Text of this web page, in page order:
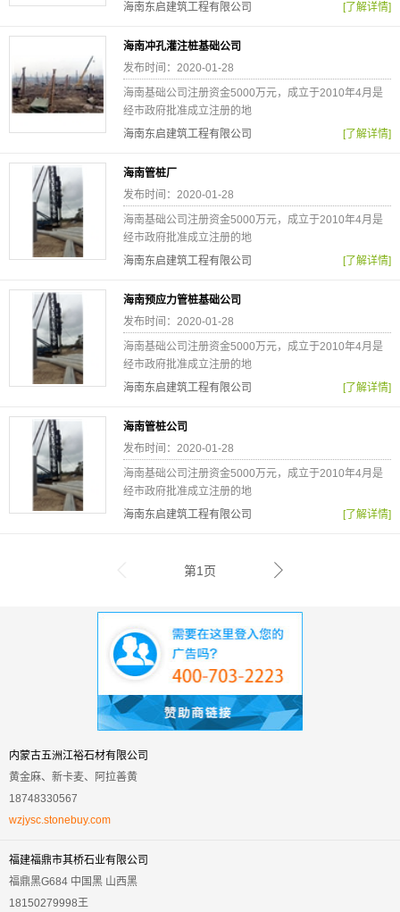
海南东启建筑工程有限公司
[了解详情]
海南冲孔灌注桩基础公司
发布时间：2020-01-28
海南基础公司注册资金5000万元，成立于2010年4月是
经市政府批准成立注册的地
海南东启建筑工程有限公司
[了解详情]
海南管桩厂
发布时间：2020-01-28
海南基础公司注册资金5000万元，成立于2010年4月是
经市政府批准成立注册的地
海南东启建筑工程有限公司
[了解详情]
海南预应力管桩基础公司
发布时间：2020-01-28
海南基础公司注册资金5000万元，成立于2010年4月是
经市政府批准成立注册的地
海南东启建筑工程有限公司
[了解详情]
海南管桩公司
发布时间：2020-01-28
海南基础公司注册资金5000万元，成立于2010年4月是
经市政府批准成立注册的地
海南东启建筑工程有限公司
[了解详情]
第1页
内蒙古五洲江裕石材有限公司
黄金麻、新卡麦、阿拉善黄
18748330567
wzjysc.stonebuy.com
福建福鼎市其桥石业有限公司
福鼎黑G684 中国黑 山西黑
18150279998王